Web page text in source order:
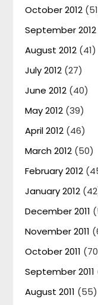
October 2012
September 2012
August 2012 (41)
July 2012 (27)
June 2012 (40)
May 2012 (39)
April 2012 (46)
March 2012 (50)
February 2012
January 2012
December 2011
November 2011
October 2011
September 2011
August 2011 (55)